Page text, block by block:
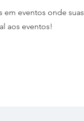
em eventos onde suas
aos eventos!